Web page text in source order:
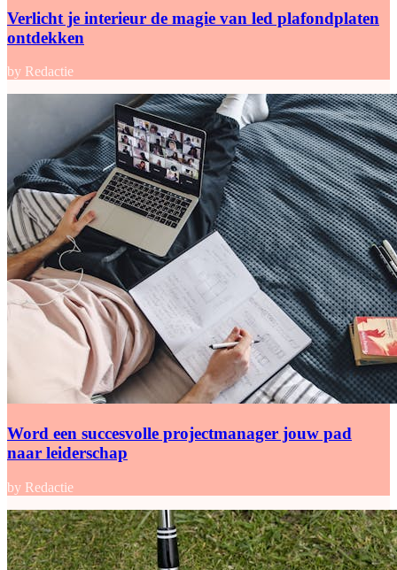
Verlicht je interieur de magie van led plafondplaten
ontdekken
by Redactie
Word een succesvolle projectmanager jouw pad
naar leiderschap
by Redactie